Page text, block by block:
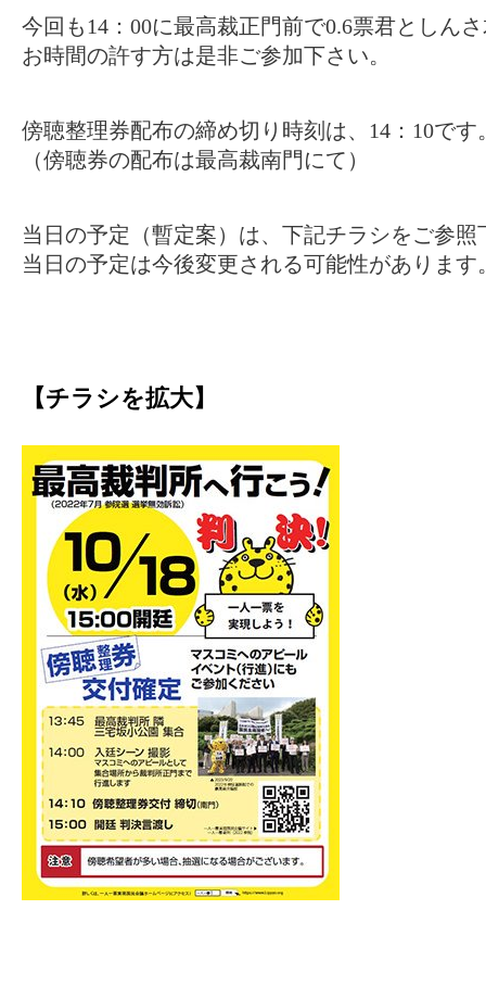
今回も14：00に最高裁正門前で0.6票君としん
お時間の許す方は是非ご参加下さい。
傍聴整理券配布の締め切り時刻は、14：10です
（傍聴券の配布は最高裁南門にて）
当日の予定（暫定案）は、下記チラシをご参照
当日の予定は今後変更される可能性があります
【チラシを拡大】